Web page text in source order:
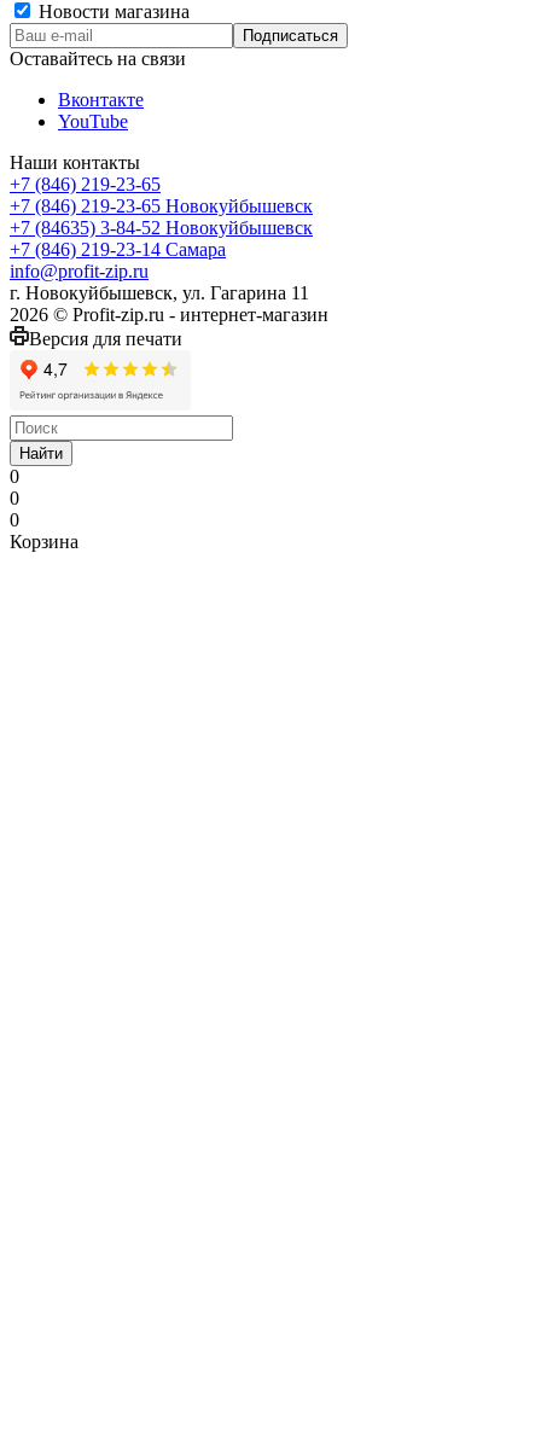
Новости магазина
Оставайтесь на связи
Вконтакте
YouTube
Наши контакты
+7 (846) 219-23-65
+7 (846) 219-23-65 Новокуйбышевск
+7 (84635) 3-84-52 Новокуйбышевск
+7 (846) 219-23-14 Самара
info@profit-zip.ru
г. Новокуйбышевск, ул. Гагарина 11
2026 © Profit-zip.ru - интернет-магазин
Версия для печати
Найти
0
0
0
Корзина